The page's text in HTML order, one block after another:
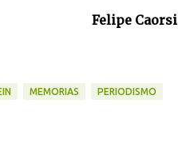
Felipe Caorsi
MEMORIAS PERIODISMO